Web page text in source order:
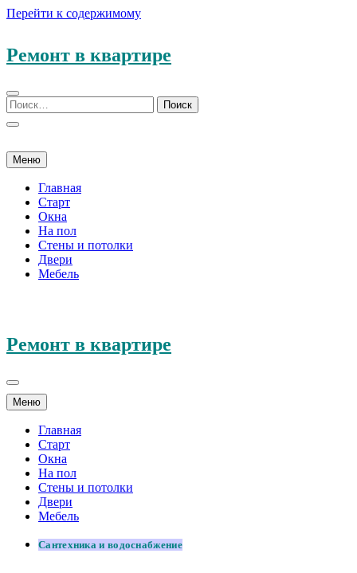
Перейти к содержимому
Ремонт в квартире
Меню
Главная
Старт
Окна
На пол
Стены и потолки
Двери
Мебель
Ремонт в квартире
Меню
Главная
Старт
Окна
На пол
Стены и потолки
Двери
Мебель
Сантехника и водоснабжение